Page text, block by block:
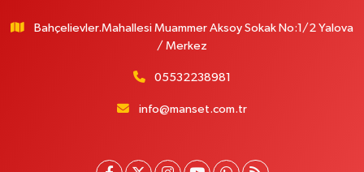
Bahçelievler.Mahallesi Muammer Aksoy Sokak No:1/2 Yalova
/ Merkez
05532238981
info@manset.com.tr